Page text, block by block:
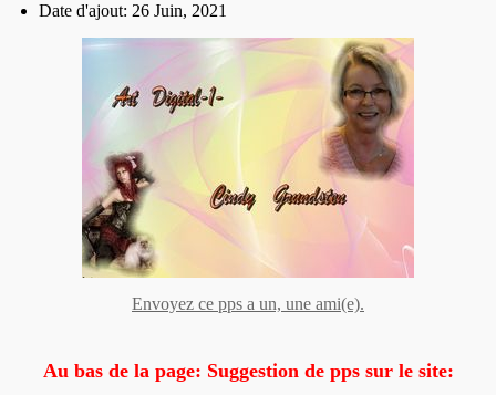
Date d'ajout: 26 Juin, 2021
Envoyez ce pps a un, une ami(e).
Au bas de la page: Suggestion de pps sur le site: